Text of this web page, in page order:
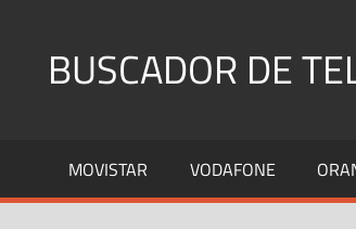
contenidoBUSCADOR DE
Fijos
y
MOVISTAR VODAFONE